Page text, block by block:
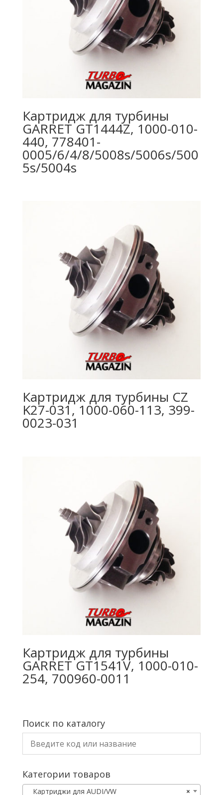
Картридж для турбины
GARRET GT1444Z, 1000-010-
440, 778401-
0005/6/4/8/5008s/5006s/500
5s/5004s
Картридж для турбины CZ
K27-031, 1000-060-113, 399-
0023-031
Картридж для турбины
GARRET GT1541V, 1000-010-
254, 700960-0011
Поиск по каталогу
Категории товаров
×
Картриджи для AUDI/VW